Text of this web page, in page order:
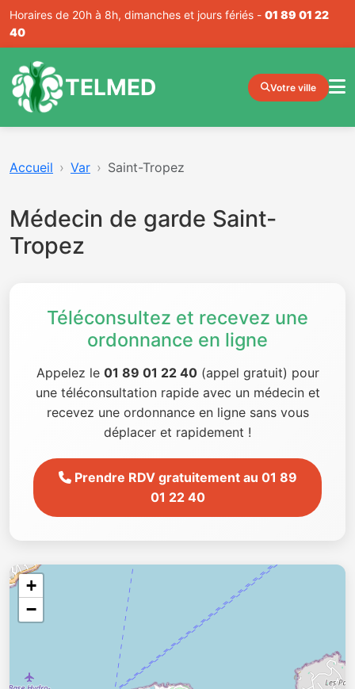
Horaires de 20h à 8h, dimanches et jours fériés - 01 89 01 22
40
TELMED Votre ville
Accueil Var Saint-Tropez
Médecin de garde Saint-
Tropez
Téléconsultez et recevez une
ordonnance en ligne
Appelez le 01 89 01 22 40(appel gratuit) pour
une téléconsultation rapide avec un médecin et
recevez une ordonnance en ligne sans vous
déplacer et rapidement !
Prendre RDV gratuitement au 01 89
01 22 40
+
−